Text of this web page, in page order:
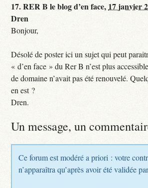
17.RER B le blog d’en face, 17 janvier
Dren
Bonjour,
Désolé de poster ici un sujet qui peut
« d’en face » du Rer B n’est plus
de domaine n’avait pas été renouvelé.
en est ?
Dren.
Un message, un
Ce forum est modéré a priori : votre
n’apparaîtra qu’après avoir été validée